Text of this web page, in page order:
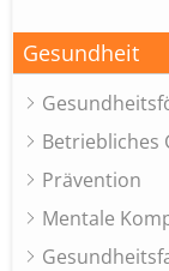
Gesundheit
Betriebliches
Prävention
Mentale